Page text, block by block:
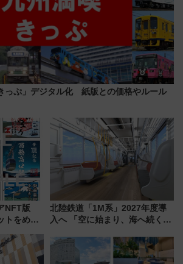
っぷ」デジタル化 紙版との価格やルール
NFT版
トをめぐ
北陸鉄道「1M系」2027年度導
入へ 「空に始まり、海へ続く」
神秘的なデザイン